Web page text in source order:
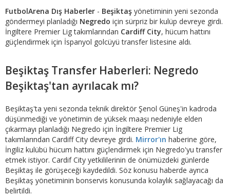
FutbolArena Dış Haberler - Beşiktaş yönetiminin yeni sezonda
göndermeyi planladığı Negredo için sürpriz bir kulüp devreye girdi.
İngiltere Premier Lig takımlarından Cardiff City, hücum hattını
güçlendirmek için İspanyol golcüyü transfer listesine aldı.
Beşiktaş Transfer Haberleri: Negredo
Beşiktaş'tan ayrılacak mı?
Beşiktaş'ta yeni sezonda teknik direktör Şenol Güneş'in kadroda
düşünmediği ve yönetimin de yüksek maaşı nedeniyle elden
çıkarmayı planladığı Negredo için İngiltere Premier Lig
takımlarından Cardiff City devreye girdi. Mirror'ın haberine göre,
İngiliz kulübü hücum hattını güçlendirmek için Negredo'yu transfer
etmek istiyor. Cardif City yetkililerinin de önümüzdeki günlerde
Beşiktaş ile görüşeceği kaydedildi. Söz konusu haberde ayrıca
Beşiktaş yönetiminin bonservis konusunda kolaylık sağlayacağı da
belirtildi.